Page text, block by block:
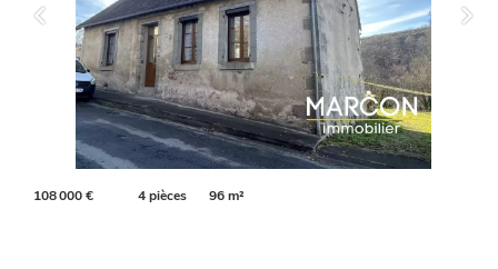
108 000 € 4 pièces 96 m²